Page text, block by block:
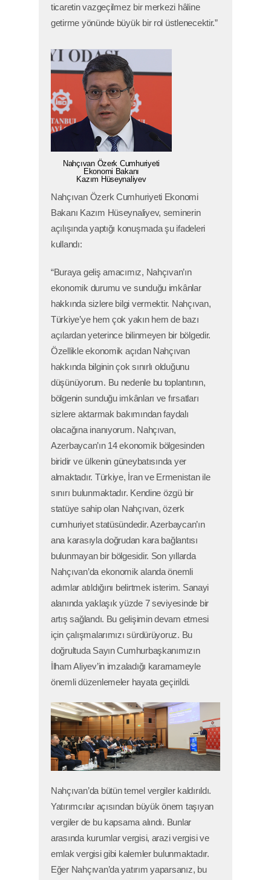
ticaretin vazgeçilmez bir merkezi hâline
getirme yönünde büyük bir rol üstlenecektir.”
Nahçıvan Özerk Cumhuriyeti
Ekonomi Bakanı
Kazım Hüseynaliyev
Nahçıvan Özerk Cumhuriyeti Ekonomi
Bakanı Kazım Hüseynaliyev, seminerin
açılışında yaptığı konuşmada şu ifadeleri
kullandı:
“Buraya geliş amacımız, Nahçıvan’ın
ekonomik durumu ve sunduğu imkânlar
hakkında sizlere bilgi vermektir. Nahçıvan,
Türkiye’ye hem çok yakın hem de bazı
açılardan yeterince bilinmeyen bir bölgedir.
Özellikle ekonomik açıdan Nahçıvan
hakkında bilginin çok sınırlı olduğunu
düşünüyorum. Bu nedenle bu toplantının,
bölgenin sunduğu imkânları ve fırsatları
sizlere aktarmak bakımından faydalı
olacağına inanıyorum. Nahçıvan,
Azerbaycan’ın 14 ekonomik bölgesinden
biridir ve ülkenin güneybatısında yer
almaktadır. Türkiye, İran ve Ermenistan ile
sınırı bulunmaktadır. Kendine özgü bir
statüye sahip olan Nahçıvan, özerk
cumhuriyet statüsündedir. Azerbaycan’ın
ana karasıyla doğrudan kara bağlantısı
bulunmayan bir bölgesidir. Son yıllarda
Nahçıvan’da ekonomik alanda önemli
adımlar atıldığını belirtmek isterim. Sanayi
alanında yaklaşık yüzde 7 seviyesinde bir
artış sağlandı. Bu gelişimin devam etmesi
için çalışmalarımızı sürdürüyoruz. Bu
doğrultuda Sayın Cumhurbaşkanımızın
İlham Aliyev’in imzaladığı kararnameyle
önemli düzenlemeler hayata geçirildi.
Nahçıvan’da bütün temel vergiler kaldırıldı.
Yatırımcılar açısından büyük önem taşıyan
vergiler de bu kapsama alındı. Bunlar
arasında kurumlar vergisi, arazi vergisi ve
emlak vergisi gibi kalemler bulunmaktadır.
Eğer Nahçıvan’da yatırım yaparsanız, bu